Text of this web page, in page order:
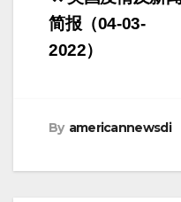
navigation
简报（04-03-
2022）
By americannewsdi